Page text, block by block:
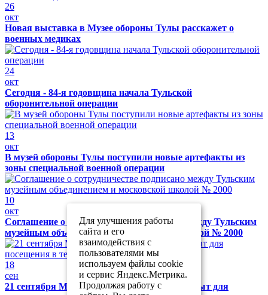
26
окт
Новая выставка в Музее обороны Тулы расскажет о
военных медиках
24
окт
Сегодня - 84-я годовщина начала Тульской
оборонительной операции
13
окт
В музей обороны Тулы поступили новые артефакты из
зоны специальной военной операции
10
окт
Соглашение о сотрудничестве подписано между Тульским
музейным объединением и московской школой № 2000
18
сен
21 сентября Музей обороны Тулы будет закрыт для
Для улучшения работы
сайта и его
взаимодействия с
пользователями мы
используем файлы cookie
и сервис Яндекс.Метрика.
Продолжая работу с